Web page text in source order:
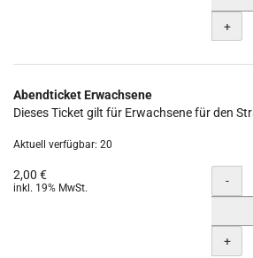
+
Abendticket Erwachsene
Dieses Ticket gilt für Erwachsene für den
Aktuell verfügbar: 20
2,00 €
inkl. 19% MwSt.
-
+